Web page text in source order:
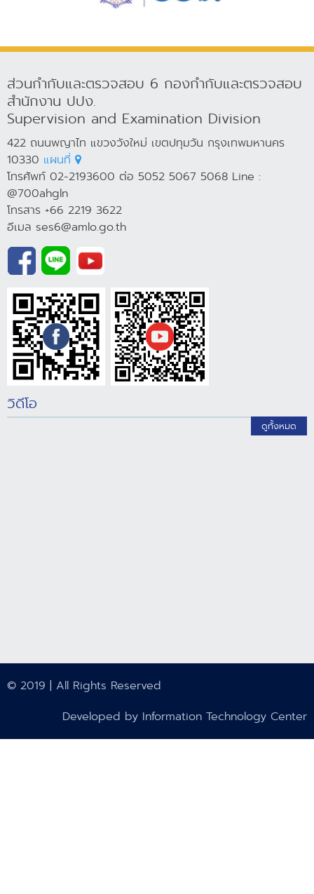
ส่วนกำกับและตรวจสอบ 6 กองกำกับและตรวจสอบ
สำนักงาน ปปง.
Supervision and Examination Division
422 ถนนพญาไท แขวงวังใหม่ เขตปทุมวัน กรุงเทพมหานคร
10330 แผนที่
โทรศัพท์ 02-2193600 ต่อ 5052 5067 5068 Line :
@700ahgln
โทรสาร +66 2219 3622
อีเมล ses6@amlo.go.th
วิดีโอ
ดูทั้งหมด
© 2019 | All Rights Reserved
Developed by Information Technology Center